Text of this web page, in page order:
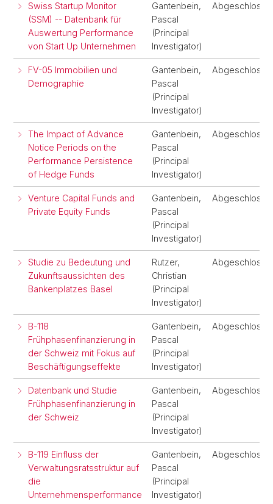
Swiss Startup Monitor
(SSM) -- Datenbank für
Auswertung Performance
von Start Up Unternehmen
Gantenbein,
Pascal
(Principal
Investigator)
FV-05 Immobilien und
Demographie
Gantenbein,
Pascal
(Principal
Investigator)
The Impact of Advance
Notice Periods on the
Performance Persistence
of Hedge Funds
Gantenbein,
Pascal
(Principal
Investigator)
Venture Capital Funds and
Private Equity Funds
Gantenbein,
Pascal
(Principal
Investigator)
Studie zu Bedeutung und
Zukunftsaussichten des
Bankenplatzes Basel
Rutzer,
Christian
(Principal
Investigator)
B-118
Frühphasenfinanzierung in
der Schweiz mit Fokus auf
Beschäftigungseffekte
Gantenbein,
Pascal
(Principal
Investigator)
Datenbank und Studie
Frühphasenfinanzierung in
der Schweiz
Gantenbein,
Pascal
(Principal
Investigator)
B-119 Einfluss der
Verwaltungsratsstruktur auf
die
Unternehmensperformance
Gantenbein,
Pascal
(Principal
Investigator)